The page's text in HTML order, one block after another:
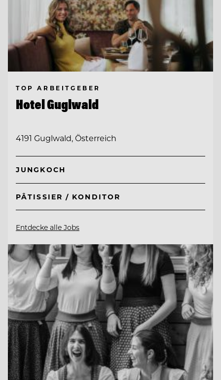
TOP ARBEITGEBER
Hotel Guglwald
4191 Guglwald, Österreich
JUNGKOCH
PÂTISSIER / KONDITOR
Entdecke alle Jobs